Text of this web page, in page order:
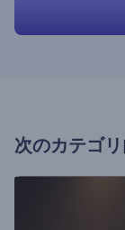
次のカテゴリ